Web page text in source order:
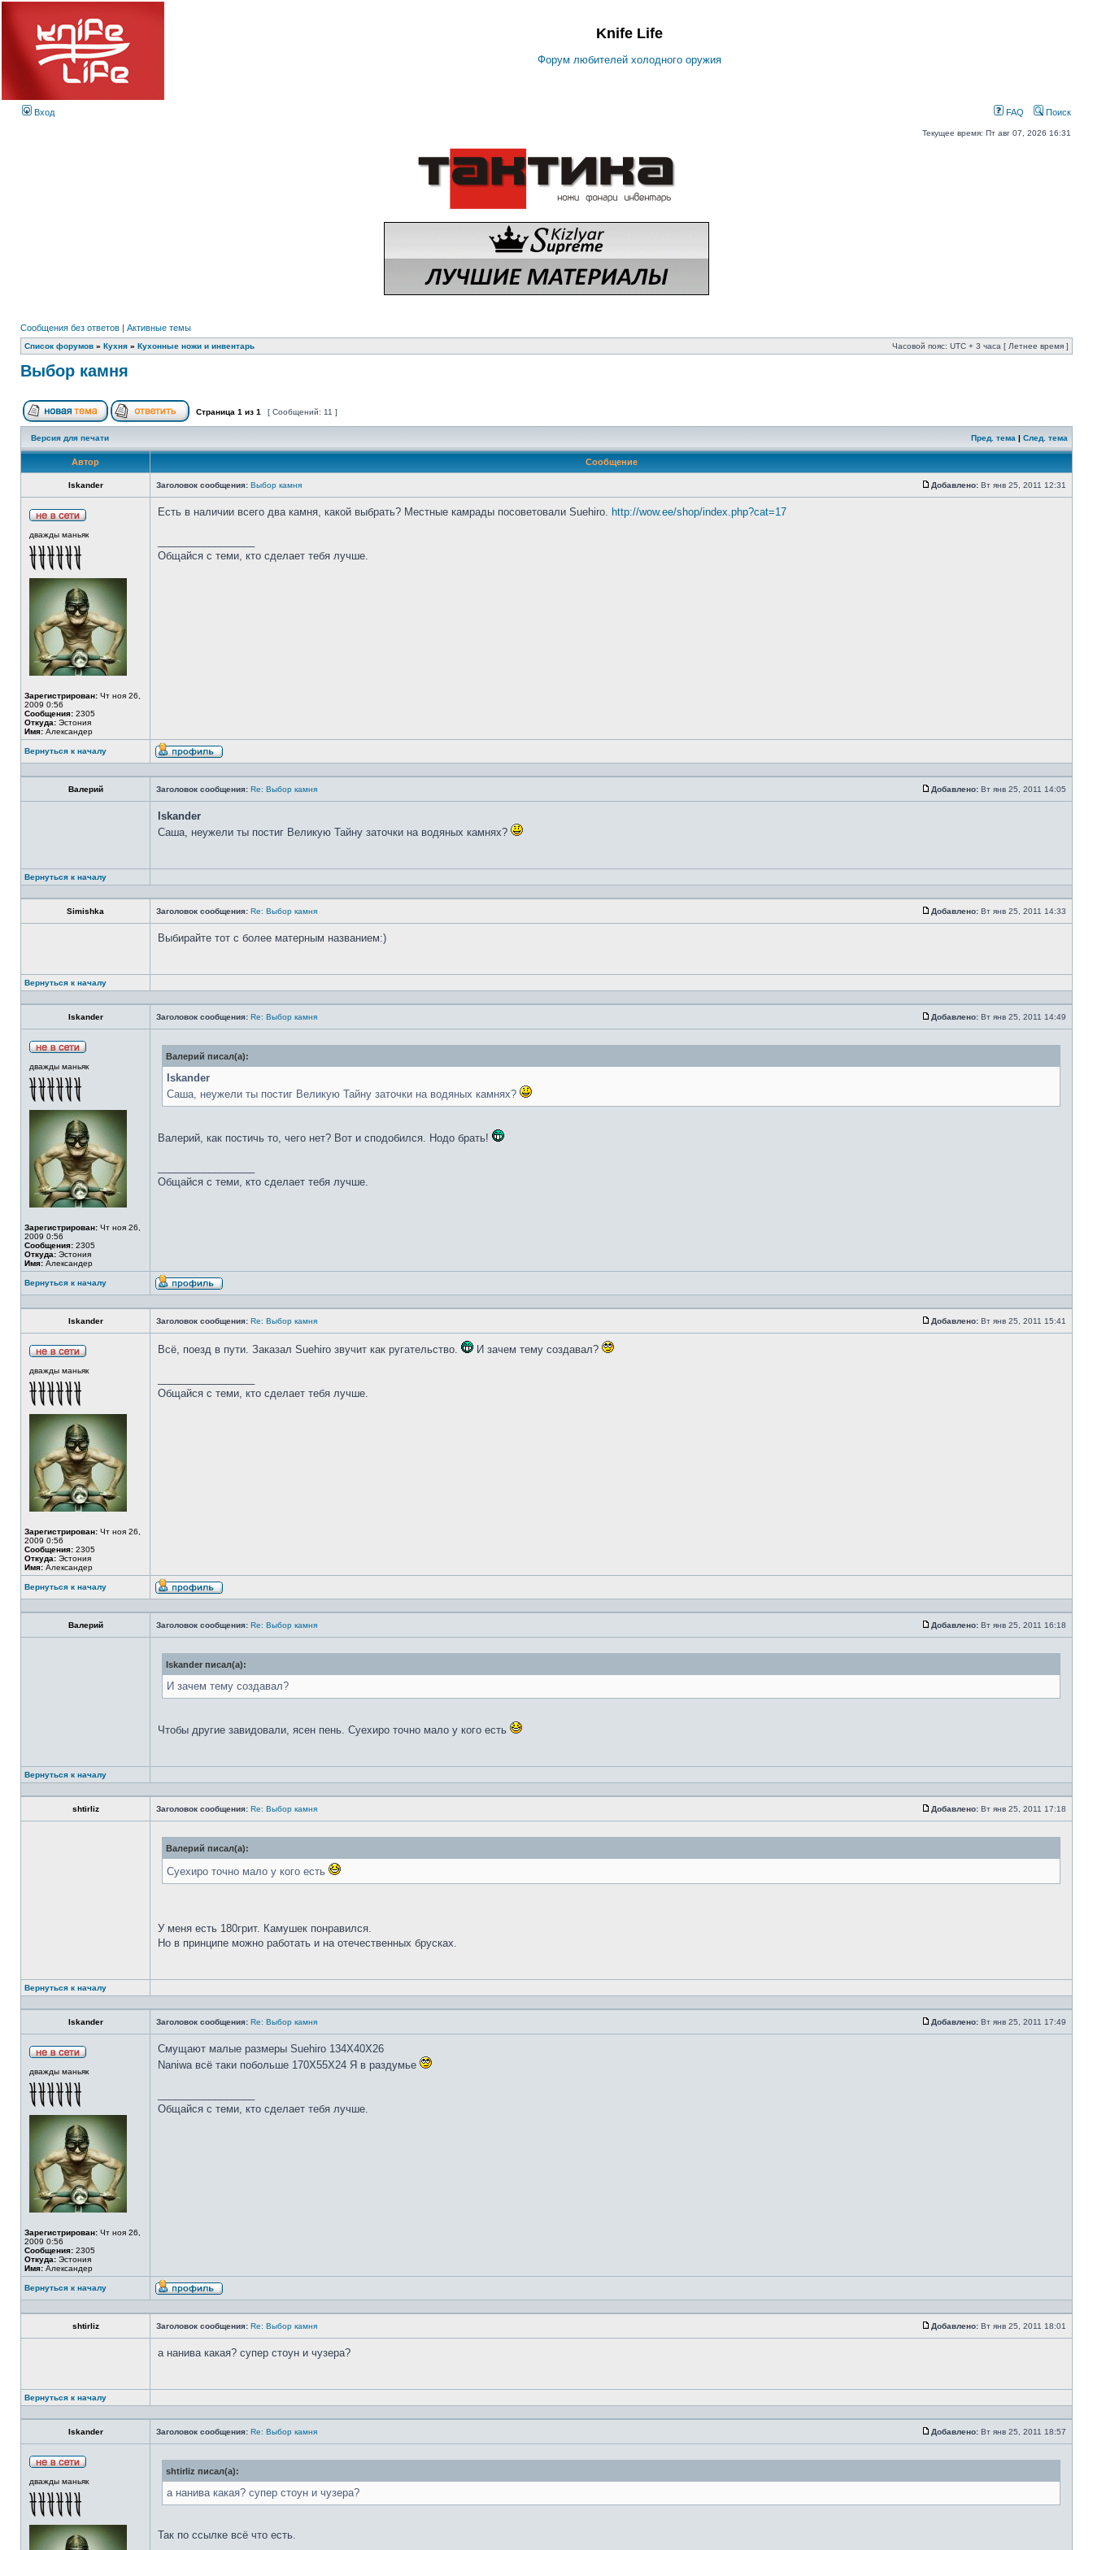
Knife Life
Форум любителей холодного оружия
Вход FAQ Поиск
Текущее время: Пт авг 07, 2026 16:31
Сообщения без ответов | Активные темы
Список форумов » Кухня » Кухонные ножи и инвентарь Часовой пояс: UTC + 3 часа [ Летнее время ]
Выбор камня
Страница 1 из 1 [ Сообщений: 11 ]
Версия для печати Пред. тема | След. тема
Автор Сообщение
Iskander Заголовок сообщения: Выбор камня Добавлено: Вт янв 25, 2011 12:31
дважды маньяк
Зарегистрирован: Чт ноя 26,
2009 0:56
Сообщения: 2305
Откуда: Эстония
Имя: Александер
Есть в наличии всего два камня, какой выбрать? Местные камрады посоветовали Suehiro. http://wow.ee/shop/index.php?cat=17
Общайся с теми, кто сделает тебя лучше.
Вернуться к началу
Валерий Заголовок сообщения: Re: Выбор камня Добавлено: Вт янв 25, 2011 14:05
Iskander
Саша, неужели ты постиг Великую Тайну заточки на водяных камнях?
Вернуться к началу
Simishka Заголовок сообщения: Re: Выбор камня Добавлено: Вт янв 25, 2011 14:33
Выбирайте тот с более матерным названием:)
Вернуться к началу
Iskander Заголовок сообщения: Re: Выбор камня Добавлено: Вт янв 25, 2011 14:49
дважды маньяк
Зарегистрирован: Чт ноя 26,
2009 0:56
Сообщения: 2305
Откуда: Эстония
Имя: Александер
Валерий писал(а):
Iskander
Саша, неужели ты постиг Великую Тайну заточки на водяных камнях?
Валерий, как постичь то, чего нет? Вот и сподобился. Нодо брать!
Общайся с теми, кто сделает тебя лучше.
Вернуться к началу
Iskander Заголовок сообщения: Re: Выбор камня Добавлено: Вт янв 25, 2011 15:41
дважды маньяк
Зарегистрирован: Чт ноя 26,
2009 0:56
Сообщения: 2305
Откуда: Эстония
Имя: Александер
Всё, поезд в пути. Заказал Suehiro звучит как ругательство. И зачем тему создавал?
Общайся с теми, кто сделает тебя лучше.
Вернуться к началу
Валерий Заголовок сообщения: Re: Выбор камня Добавлено: Вт янв 25, 2011 16:18
Iskander писал(а):
И зачем тему создавал?
Чтобы другие завидовали, ясен пень. Суехиро точно мало у кого есть
Вернуться к началу
shtirliz Заголовок сообщения: Re: Выбор камня Добавлено: Вт янв 25, 2011 17:18
Валерий писал(а):
Суехиро точно мало у кого есть
У меня есть 180грит. Камушек понравился.
Но в принципе можно работать и на отечественных брусках.
Вернуться к началу
Iskander Заголовок сообщения: Re: Выбор камня Добавлено: Вт янв 25, 2011 17:49
дважды маньяк
Зарегистрирован: Чт ноя 26,
2009 0:56
Сообщения: 2305
Откуда: Эстония
Имя: Александер
Смущают малые размеры Suehiro 134Х40Х26
Naniwa всё таки побольше 170Х55Х24 Я в раздумье
Общайся с теми, кто сделает тебя лучше.
Вернуться к началу
shtirliz Заголовок сообщения: Re: Выбор камня Добавлено: Вт янв 25, 2011 18:01
а нанива какая? супер стоун и чузера?
Вернуться к началу
Iskander Заголовок сообщения: Re: Выбор камня Добавлено: Вт янв 25, 2011 18:57
дважды маньяк
shtirliz писал(а):
а нанива какая? супер стоун и чузера?
Так по ссылке всё что есть.